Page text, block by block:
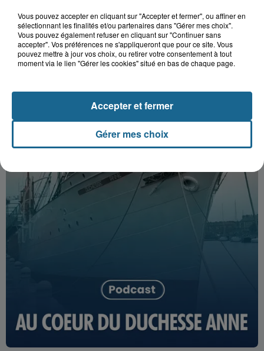
Vous pouvez accepter en cliquant sur "Accepter et fermer", ou affiner en
sélectionnant les finalités et/ou partenaires dans "Gérer mes choix".
Vous pouvez également refuser en cliquant sur "Continuer sans
accepter". Vos préférences ne s'appliqueront que pour ce site. Vous
pouvez mettre à jour vos choix, ou retirer votre consentement à tout
moment via le lien "Gérer les cookies" situé en bas de chaque page.
Gérer mes choix
Accepter et fermer